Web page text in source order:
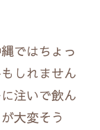
ではちょっ
しれません
注いで飲ん
大変そう